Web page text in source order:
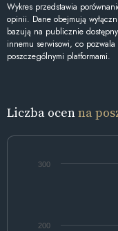
Wykres przedstawia
opinii. Dane obejmują
bazują na publicznie
innemu serwisowi, co
poszczególnymi platformami.
Liczba ocenna
200
300